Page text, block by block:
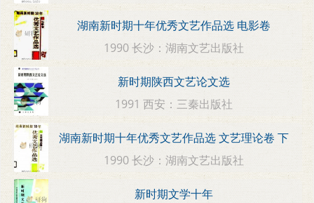
湖南新时期十年优秀文艺作品选 电影卷
1990 长沙：湖南文艺出版社
新时期陕西文艺论文选
1991 西安：三秦出版社
湖南新时期十年优秀文艺作品选 文艺理论卷 下
1990 长沙：湖南文艺出版社
新时期文学十年